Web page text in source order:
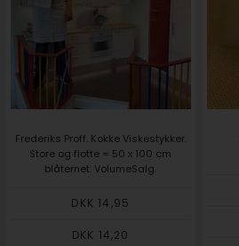
Frederiks Proff. Kokke Viskestykker.
Store og flotte = 50 x 100 cm
blåternet. VolumeSalg.
DKK 14,95
DKK 14,20